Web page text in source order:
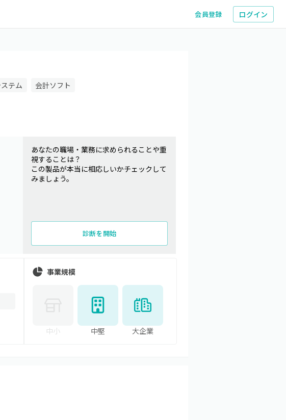
会員登録 ログイン
テム
会計ソフト
あなたの職場・業務に求められることや重
視することは？
この製品が本当に相応しいかチェックして
みましょう。
診断を開始
事業規模
中小 中堅 大企業